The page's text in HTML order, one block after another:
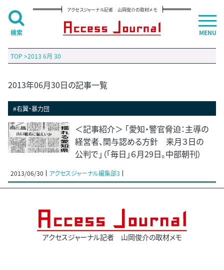
アクセスジャーナル記者 山岡俊介の取材メモ
TOP >2013 6月 30
2013年06月30日の記事一覧
#右翼・暴力団
＜記事紹介＞ 「愛知・警官脅迫：主導の
経営者、関与認める方針 来月３日の
公判で」（「毎日」６月29日。中部朝刊）
2013/06/30 アクセスジャーナル編集部3
アクセスジャーナル記者 山岡俊介の取材メモ
MENU
検索